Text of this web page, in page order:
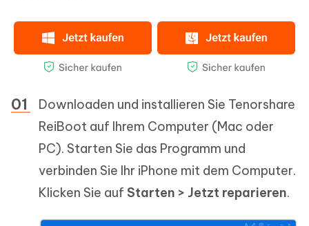
Downloaden und installieren Sie Tenorshare
ReiBoot auf Ihrem Computer (Mac oder
PC). Starten Sie das Programm und
verbinden Sie Ihr iPhone mit dem Computer.
Klicken Sie auf Starten > Jetzt reparieren.